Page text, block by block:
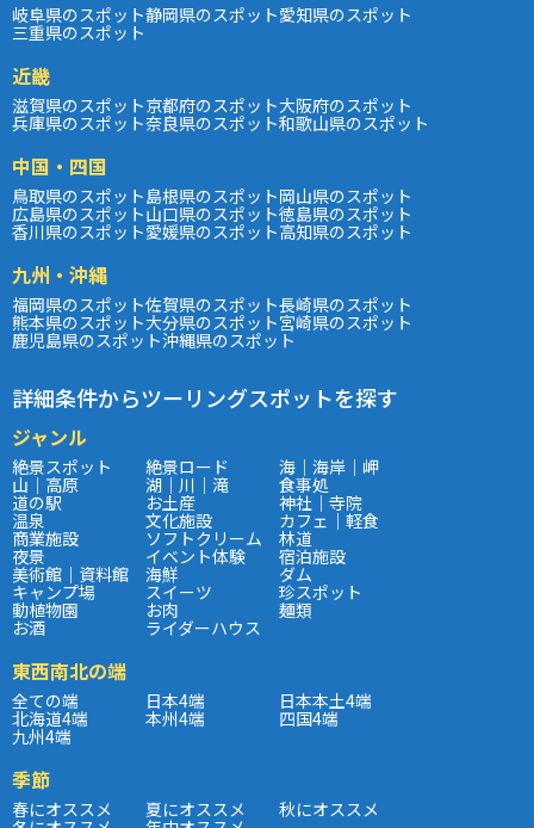
岐阜県のスポット静岡県のスポット愛知県のスポット
三重県のスポット
近畿
滋賀県のスポット京都府のスポット大阪府のスポット
兵庫県のスポット奈良県のスポット和歌山県のスポット
中国・四国
鳥取県のスポット島根県のスポット岡山県のスポット
広島県のスポット山口県のスポット徳島県のスポット
香川県のスポット愛媛県のスポット高知県のスポット
九州・沖縄
福岡県のスポット佐賀県のスポット長崎県のスポット
熊本県のスポット大分県のスポット宮崎県のスポット
鹿児島県のスポット沖縄県のスポット
詳細条件からツーリングスポットを探す
ジャンル
絶景スポット 絶景ロード 海｜海岸｜岬
山｜高原 湖｜川｜滝 食事処
道の駅 お土産 神社｜寺院
温泉 文化施設 カフェ｜軽食
商業施設 ソフトクリーム 林道
夜景 イベント体験 宿泊施設
美術館｜資料館 海鮮 ダム
キャンプ場 スイーツ 珍スポット
動植物園 お肉 麺類
お酒 ライダーハウス
東西南北の端
全ての端 日本4端 日本本土4端
北海道4端 本州4端 四国4端
九州4端
季節
春にオススメ 夏にオススメ 秋にオススメ